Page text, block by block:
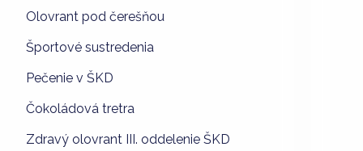
Olovrant pod čerešňou
Športové sustredenia
Pečenie v ŠKD
Čokoládová tretra
Zdravý olovrant III. oddelenie ŠKD